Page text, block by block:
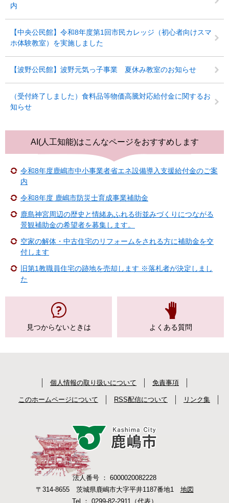
内
【中央公民館】令和8年度第1回市民カレッジ（初心者向けスマ
ホ体験教室）を実施しました
【波野公民館】波野元気っ子事業 夏休み教室のお知らせ
（受付終了しました）食料品等物価高騰対応給付金に関するお
知らせ
AI(人工知能)はこんなページをおすすめします
令和8年度鹿嶋市中小事業者省エネ設備導入支援給付金のご案
内
令和8年度 鹿嶋市防災士育成事業補助金
鹿島神宮周辺の歴史と情緒あふれる街並みづくりにつながる
景観補助金の希望者を募集します。
空家の解体・中古住宅のリフォームをされる方に補助金を交
付します
旧第1教職員住宅の跡地を売却します ※落札者が決定しまし
た
見つからないときは よくある質問
個人情報の取り扱いについて 免責事項
このホームページについて RSS配信について リンク集
法人番号 ： 6000020082228
〒314-8655 茨城県鹿嶋市大字平井1187番地1 地図
Tel ： 0299-82-2911（代表）